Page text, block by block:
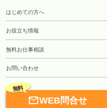
はじめての方へ
お役立ち情報
無料お仕事相談
お問い合わせ
無料
WEB問合せ